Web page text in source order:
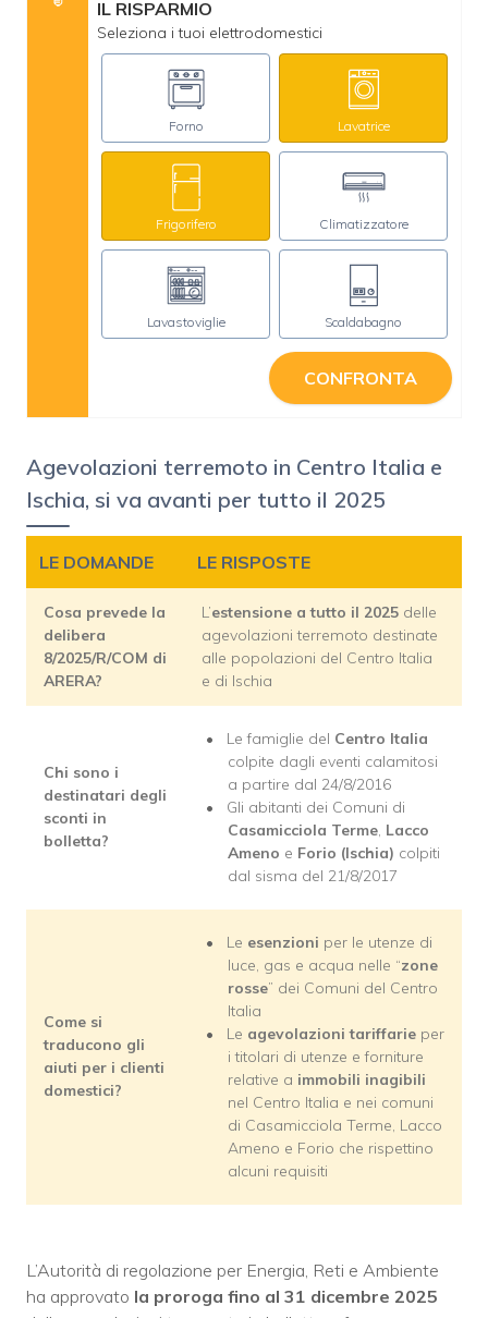
IL RISPARMIO
Seleziona i tuoi elettrodomestici
Forno Lavatrice
Frigorifero Climatizzatore
Lavastoviglie Scaldabagno
CONFRONTA
Agevolazioni terremoto in Centro Italia e
Ischia, si va avanti per tutto il 2025
LE DOMANDE LE RISPOSTE
Cosa prevede la
delibera
8/2025/R/COM di
ARERA?
L’estensione a tutto il 2025 delle
agevolazioni terremoto destinate
alle popolazioni del Centro Italia
e di Ischia
Chi sono i
destinatari degli
sconti in
bolletta?
Le famiglie del Centro Italia
colpite dagli eventi calamitosi
a partire dal 24/8/2016
Gli abitanti dei Comuni di
Casamicciola Terme, Lacco
Ameno e Forio (Ischia) colpiti
dal sisma del 21/8/2017
Come si
traducono gli
aiuti per i clienti
domestici?
Le esenzioni per le utenze di
luce, gas e acqua nelle “zone
rosse” dei Comuni del Centro
Italia
Le agevolazioni tariffarie per
i titolari di utenze e forniture
relative a immobili inagibili
nel Centro Italia e nei comuni
di Casamicciola Terme, Lacco
Ameno e Forio che rispettino
alcuni requisiti
L’Autorità di regolazione per Energia, Reti e Ambiente
ha approvato la proroga fino al 31 dicembre 2025